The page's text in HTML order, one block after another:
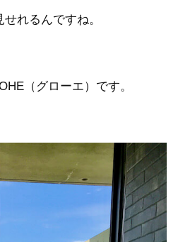
れるんですね。
（グローエ）です。